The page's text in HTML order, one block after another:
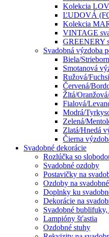
Kolekcia
ĽUDOVÁ
Kolekcia
VINTAGE
GREENERY
Svadobná výzdoba
Biela/
Smotanová
Ružová/
Červená/
Žltá/
Fialová/
Modrá/
Zelená/
Zlatá/Hnedá
Čierna
Svadobné dekorácie
Rozlúčka so
Svadobné ozdoby
Postavičky na
Ozdoby na
Doplnky ku
Dekorácie na
Svadobné
Lampióny šťastia
Ozdobné stuhy